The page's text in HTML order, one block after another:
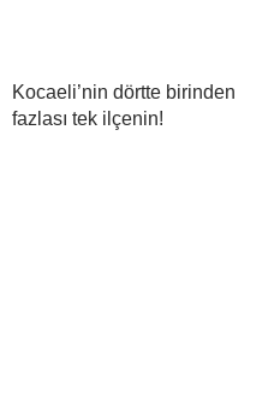
Kocaeli’nin dörtte birinden
fazlası tek ilçenin!